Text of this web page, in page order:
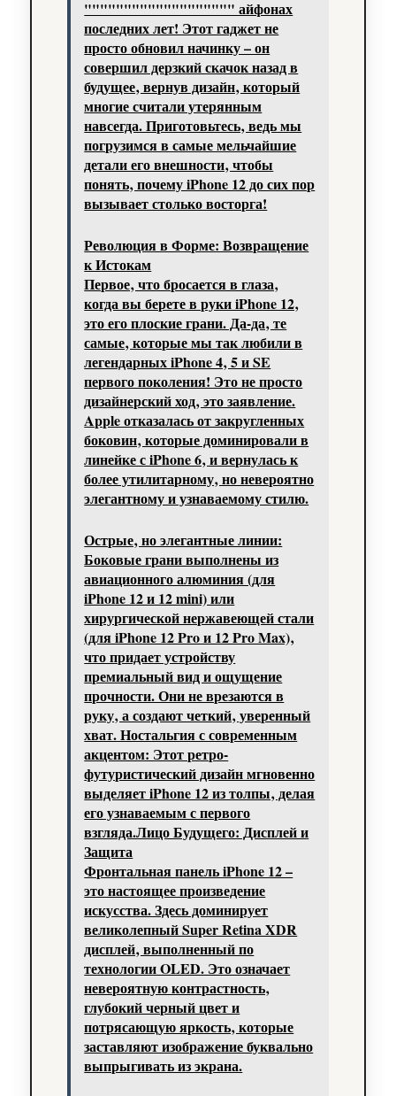
""""""""""""""""""" айфонах
последних лет! Этот гаджет не
просто обновил начинку – он
совершил дерзкий скачок назад в
будущее‚ вернув дизайн‚ который
многие считали утерянным
навсегда. Приготовьтесь‚ ведь мы
погрузимся в самые мельчайшие
детали его внешности‚ чтобы
понять‚ почему iPhone 12 до сих пор
вызывает столько восторга!
Революция в Форме: Возвращение
к Истокам
Первое‚ что бросается в глаза‚
когда вы берете в руки iPhone 12‚
это его плоские грани. Да-да‚ те
самые‚ которые мы так любили в
легендарных iPhone 4‚ 5 и SE
первого поколения! Это не просто
дизайнерский ход‚ это заявление.
Apple отказалась от закругленных
боковин‚ которые доминировали в
линейке с iPhone 6‚ и вернулась к
более утилитарному‚ но невероятно
элегантному и узнаваемому стилю.
Острые‚ но элегантные линии:
Боковые грани выполнены из
авиационного алюминия (для
iPhone 12 и 12 mini) или
хирургической нержавеющей стали
(для iPhone 12 Pro и 12 Pro Max)‚
что придает устройству
премиальный вид и ощущение
прочности. Они не врезаются в
руку‚ а создают четкий‚ уверенный
хват. Ностальгия с современным
акцентом: Этот ретро-
футуристический дизайн мгновенно
выделяет iPhone 12 из толпы‚ делая
его узнаваемым с первого
взгляда.Лицо Будущего: Дисплей и
Защита
Фронтальная панель iPhone 12 –
это настоящее произведение
искусства. Здесь доминирует
великолепный Super Retina XDR
дисплей‚ выполненный по
технологии OLED. Это означает
невероятную контрастность‚
глубокий черный цвет и
потрясающую яркость‚ которые
заставляют изображение буквально
выпрыгивать из экрана.